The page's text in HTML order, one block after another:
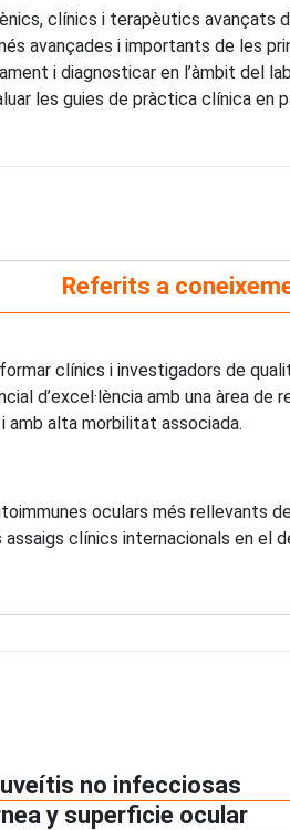
clínics i terapèutics avançats
avançades i importants de les
i diagnosticar en l’àmbit del
les guies de pràctica clínica en
Referits a
clínics i investigadors de
d’excel·lència amb una àrea
amb alta morbilitat associada.
oculars més rellevants
clínics internacionals en
no infecciosas
y superficie ocular